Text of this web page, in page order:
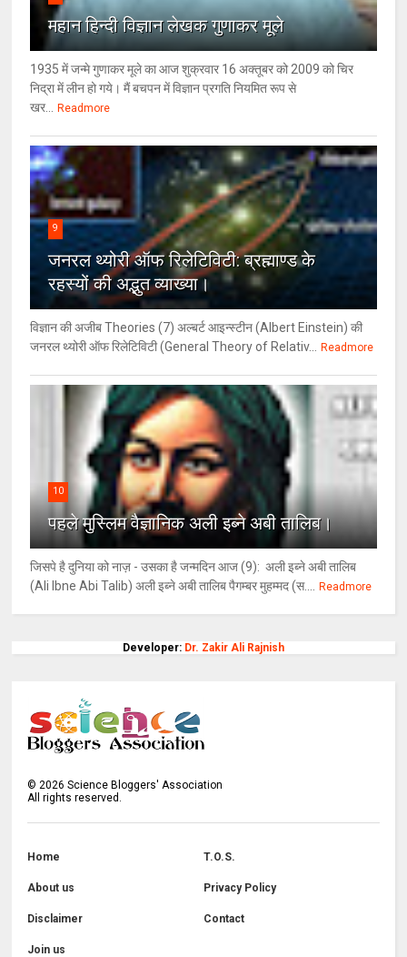
महान हिन्दी विज्ञान लेखक गुणाकर मूले
1935 में जन्मे गुणाकर मूले का आज शुक्रवार 16 अक्तूबर को 2009 को चिर
निद्रा में लीन हो गये। मैं बचपन में विज्ञान प्रगति नियमित रूप से
खर... Readmore
9
जनरल थ्‍योरी ऑफ रिलेटिविटी: ब्रह्माण्‍ड के
रहस्‍यों की अद्भुत व्‍याख्‍या।
विज्ञान की अजीब Theories (7) अल्‍बर्ट आइन्स्टीन (Albert Einstein) की
जनरल थ्योरी ऑफ रिलेटिविटी (General Theory of Relativ... Readmore
10
पहले मुस्लिम वैज्ञानिक अली इब्ने अबी तालिब।
जिसपे है दुनिया को नाज़ - उसका है जन्मदिन आज (9): अली इब्ने अबी तालिब
(Ali Ibne Abi Talib) अली इब्ने अबी तालिब पैगम्बर मुहम्मद (स.... Readmore
Developer: Dr. Zakir Ali Rajnish
©2026 Science Bloggers' Association
All rights reserved.
Home T.O.S.
About us Privacy Policy
Disclaimer Contact
Join us